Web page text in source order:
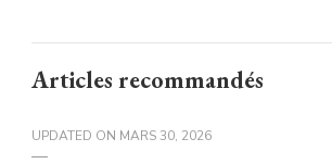
Articles recommandés
UPDATED ON MARS 30, 2026